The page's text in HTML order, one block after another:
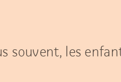
souvent, les